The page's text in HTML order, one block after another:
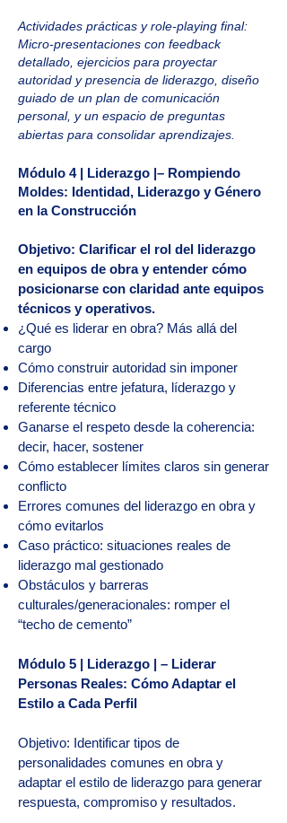
Actividades prácticas y role-playing final:
Micro-presentaciones con feedback
detallado, ejercicios para proyectar
autoridad y presencia de liderazgo, diseño
guiado de un plan de comunicación
personal, y un espacio de preguntas
abiertas para consolidar aprendizajes.
Módulo 4 | Liderazgo |– Rompiendo
Moldes: Identidad, Liderazgo y Género
en la Construcción
Objetivo: Clarificar el rol del liderazgo
en equipos de obra y entender cómo
posicionarse con claridad ante equipos
técnicos y operativos.
¿Qué es liderar en obra? Más allá del
cargo
Cómo construir autoridad sin imponer
Diferencias entre jefatura, líderazgo y
referente técnico
Ganarse el respeto desde la coherencia:
decir, hacer, sostener
Cómo establecer límites claros sin generar
conflicto
Errores comunes del liderazgo en obra y
cómo evitarlos
Caso práctico: situaciones reales de
liderazgo mal gestionado
Obstáculos y barreras
culturales/generacionales: romper el
“techo de cemento”
Módulo 5 | Liderazgo | – Liderar
Personas Reales: Cómo Adaptar el
Estilo a Cada Perfil
Objetivo: Identificar tipos de
personalidades comunes en obra y
adaptar el estilo de liderazgo para generar
respuesta, compromiso y resultados.